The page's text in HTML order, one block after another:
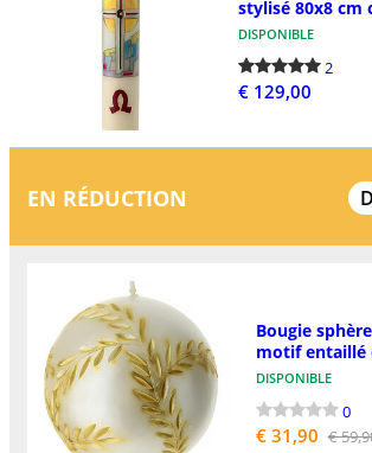
stylisé 80x8 cm
DISPONIBLE
2
€ 129,00
EN RÉDUCTION
Bougie
motif entaillé
DISPONIBLE
0
€ 31,90 €